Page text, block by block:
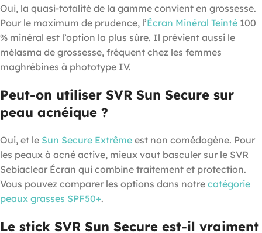
Oui, la quasi-totalité de la gamme convient en grossesse.
Pour le maximum de prudence, l’Écran Minéral Teinté 100
% minéral est l’option la plus sûre. Il prévient aussi le
mélasma de grossesse, fréquent chez les femmes
maghrébines à phototype IV.
Peut-on utiliser SVR Sun Secure sur
peau acnéique ?
Oui, et le Sun Secure Extrême est non comédogène. Pour
les peaux à acné active, mieux vaut basculer sur le SVR
Sebiaclear Écran qui combine traitement et protection.
Vous pouvez comparer les options dans notre catégorie
peaux grasses SPF50+.
Le stick SVR Sun Secure est-il vraiment